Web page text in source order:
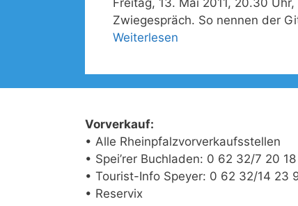
Freitag, 13. Mai 2011, 20.30
Zwiegespräch. So nennen der
Weiterlesen
Vorverkauf:
• Alle Rheinpfalzvorverkaufsstellen
• Spei’rer Buchladen: 0 62 32/7 20 18
• Tourist-Info Speyer: 0 62 32/14 23
• Reservix